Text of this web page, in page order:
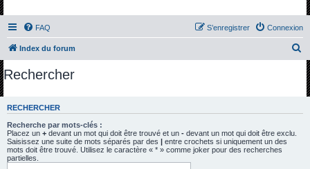
FAQ Connexion
S’enregistrer
Index du forum
e
Rechercher
RECHERCHER
Recherche par mots-clés :
Placez un + devant un mot qui doit être trouvé et un - devant un mot qui doit être exclu.
Saisissez une suite de mots séparés par des | entre crochets si uniquement un des
mots doit être trouvé. Utilisez le caractère « * » comme joker pour des recherches
partielles.